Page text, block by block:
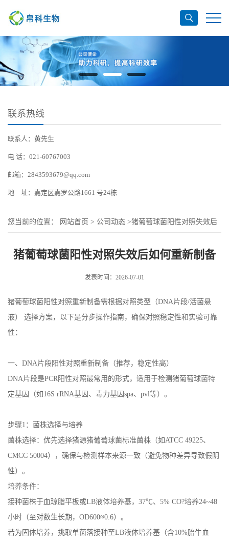
联系热线
联系人：黄先生
电 话：021-60767003
邮箱：2843593679@qq.com
地 址：嘉定区嘉罗公路1661 号24栋
您当前的位置： 网站首页 > 公司动态 >猪葡萄球菌阳性对照失效后
猪葡萄球菌阳性对照失效后如何重新制备
发表时间：2026-07-01
猪葡萄球菌阳性对照重新制备需根据对照类型（DNA片段/活菌悬
液） 选择方案，以下是分步操作指南，确保对照稳定性和实验可靠
性：
一、DNA片段阳性对照重新制备（推荐，稳定性高）
DNA片段是PCR阳性对照最常用的形式，适用于检测猪葡萄球菌特
定基因（如16S rRNA基因、毒力基因spa、pvl等）。
步骤1：菌株选择与培养
菌株选择：优先选择猪源猪葡萄球菌标准菌株（如ATCC 49225、
CMCC 50004），确保与检测样本来源一致（避免物种差异导致假阴
性）。
培养条件：
接种菌株于血琼脂平板或LB液体培养基，37℃、5% CO?培养24~48
小时（至对数生长期，OD600≈0.6）。
若为固体培养，挑取单菌落接种至LB液体培养基（含10%胎牛血